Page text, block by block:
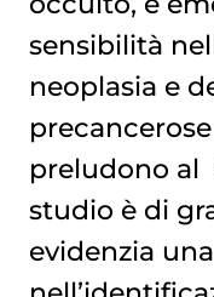
sensibilità
neoplasia e
preludono al
studio è di
evidenzia